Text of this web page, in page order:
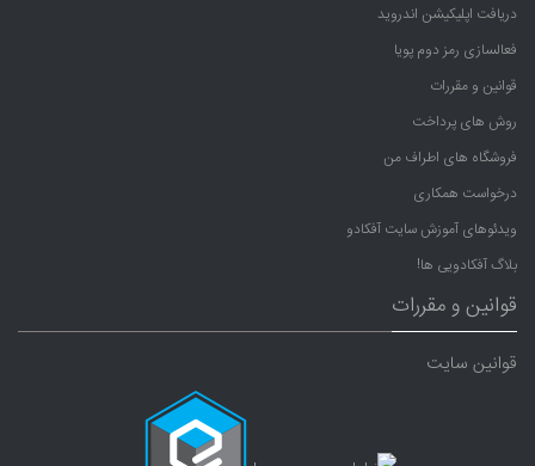
دریافت اپلیکیشن اندروید
فعالسازی رمز دوم پویا
قوانین و مقررات
روش های پرداخت
فروشگاه های اطراف من
درخواست همکاری
ویدئوهای آموزش سایت آفکادو
بلاگ آفکادویی ها!
قوانین و مقررات
قوانین سایت